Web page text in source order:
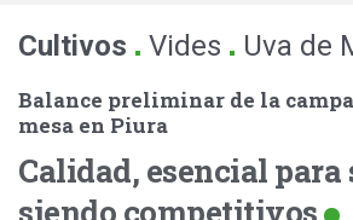
Cultivos . Vides . Uva de
Balance preliminar de la
mesa en Piura
Calidad, esencial para
siendo competitivos